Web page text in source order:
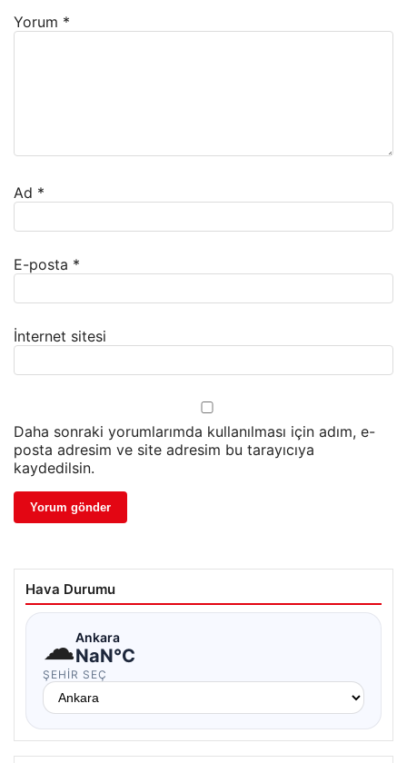
Yorum *
Ad *
E-posta *
İnternet sitesi
Daha sonraki yorumlarımda kullanılması için adım, e-
posta adresim ve site adresim bu tarayıcıya
kaydedilsin.
Hava Durumu
☁Ankara
NaN°C
ŞEHIR SEÇ